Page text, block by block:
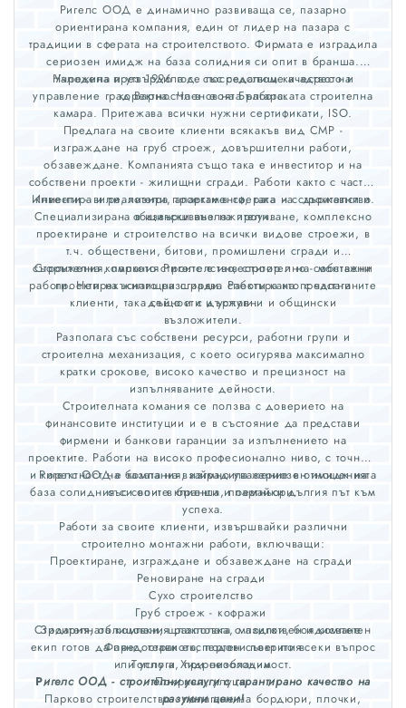
Ригелс ООД е динамично развиваща се, пазарно
ориентирана компания, един от лидер на пазара с
традиции в сферата на строителството. Фирмата е изградила
сериозен имидж на база солидния си опит в бранша.
Наложила и утвърдила се посредством качеството и
коректността в своята работа.
Учредена през 1996 год. със седалище и адрес на
управление град Варна. Член е на Българската строителна
камара. Притежава всички нужни сертификати, ISO.
Предлага на своите клиенти всякакъв вид СМР -
изграждане на груб строеж, довършителни работи,
обзавеждане. Компанията също така е инвеститор и на
собствени проекти - жилищни сгради. Работи както с частни
клиенти - вили, хотели, апартаменти, така и с държавни и
общински възложители.
Инвестира и реализира проекти в сферата на строителство.
Специализирана в извършване на проучване, комплексно
проектиране и строителство на всички видове строежи, в
т.ч. обществени, битови, промишлени сгради и
съоръжения, паркото строителство, строително - монтажни
работи. Непрекъснато разширява спектъра на предлаганите
дейности и услуги.
Строителна компания Ригелс е инвеститор и на собствени
проекти на жилищни сгради. Работи както с частни
клиенти, така също и с държавни и общински
възложители.
Разполага със собствени ресурси, работни групи и
строителна механизация, с което осигурява максимално
кратки срокове, високо качество и прецизност на
изпълняваните дейности.
Строителната комания се ползва с доверието на
финансовите институции и е в състояние да представи
фирмени и банкови гаранции за изпълнението на
проектите. Работи на високо професионално ниво, с точност
и коректност на базата на взаймно уважение в отношенията
със своите клиенти и партньори.
Ригелс ООД е компания, изградила сериозен имидж на
база солидния си опит в бранша, поемайки дългия път към
успеха.
Работи за своите клиенти, извършвайки различни
строително монтажни работи, включващи:
Проектиране, изграждане и обзавеждане на сгради
Реновиране на сгради
Сухо строителство
Груб строеж - кофражи
Зидария, облицовки, щпакловка, мазилки, боядисване
Фаянс, теракота, подови покрития
Топло и Хидроизолации
Покриви, улуци
Парково строителство - полагане на бордюри, плочки,
Строителната компания разполага с подготвен и компетен
екип готов да предостави експертен съвет по всеки въпрос
или услуга, при необходимост.
Ригелс ООД - строителни услуги с гарантирано качество на
разумни цени!